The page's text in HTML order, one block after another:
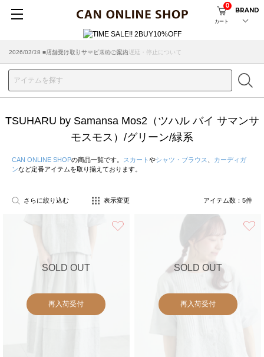
カート
0
BRAND
2026/07/29 ■【お知らせ】ヤマト運輸の配送遅延・停止について
2026/03/18 ■店舗受け取りサービスのご案内
TSUHARU by Samansa Mos2（ツハル バイ サマンサ
モスモス）/グリーン/緑系
CAN ONLINE SHOPの商品一覧です。 スカート やシャツ・ブラウス
カーディガ
ンなど定番アイテムを取り揃えております。
さらに絞り込む 表示変更 アイテム数： 5件
SOLD OUT
再入荷受付
SOLD OUT
再入荷受付